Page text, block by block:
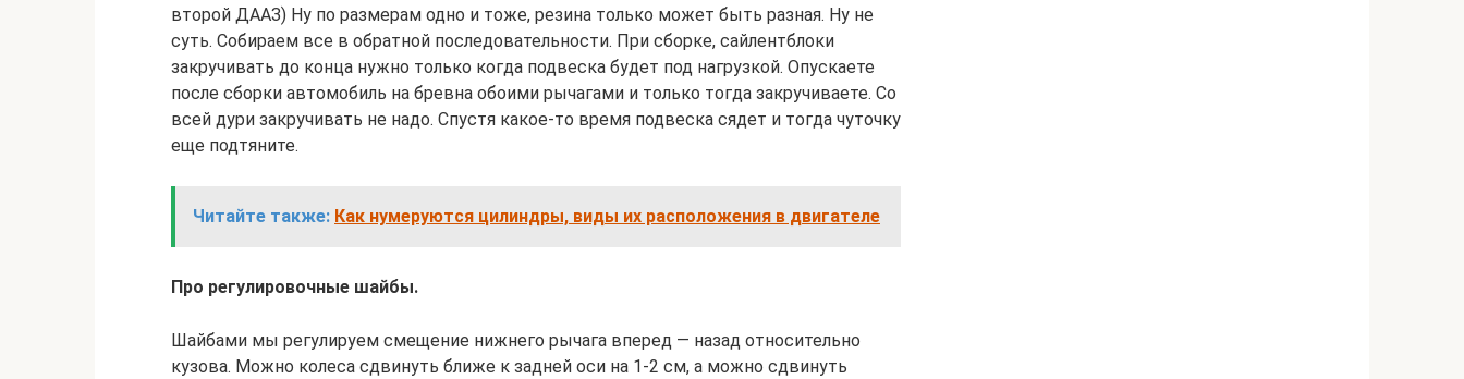
второй ДААЗ) Ну по размерам одно и тоже, резина только может быть разная. Ну не
суть. Собираем все в обратной последовательности. При сборке, сайлентблоки
закручивать до конца нужно только когда подвеска будет под нагрузкой. Опускаете
после сборки автомобиль на бревна обоими рычагами и только тогда закручиваете. Со
всей дури закручивать не надо. Спустя какое-то время подвеска сядет и тогда чуточку
еще подтяните.
Читайте также: Как нумеруются цилиндры, виды их расположения в двигателе
Про регулировочные шайбы.
Шайбами мы регулируем смещение нижнего рычага вперед — назад относительно
кузова. Можно колеса сдвинуть ближе к задней оси на 1-2 см, а можно сдвинуть